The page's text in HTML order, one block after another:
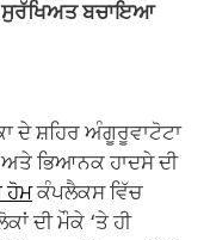
ਸੁਰੱਖਿਅਤ ਬਚਾਇਆ
ਦੇ ਸ਼ਹਿਰ ਅੰਗੂਰੂਵਾਟੋਟਾ
ਭਿਆਨਕ ਹਾਦਸੇ ਦੀ
ਹੋਮਕੰਪਲੈਕਸ ਵਿੱਚ
ਦੀ ਮੌਕੇ ‘ਤੇ ਹੀ